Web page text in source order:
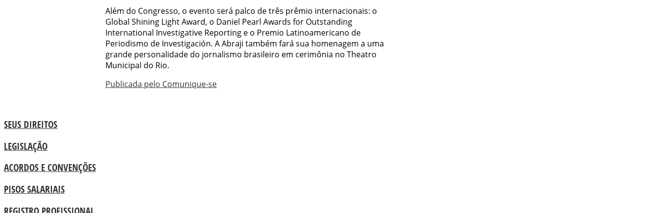
Além do Congresso, o evento será palco de três prêmio internacionais: o
Global Shining Light Award, o Daniel Pearl Awards for Outstanding
International Investigative Reporting e o Premio Latinoamericano de
Periodismo de Investigación. A Abraji também fará sua homenagem a uma
grande personalidade do jornalismo brasileiro em cerimônia no Theatro
Municipal do Rio.
Publicada pelo Comunique-se
SEUS DIREITOS
LEGISLAÇÃO
ACORDOS E CONVENÇÕES
PISOS SALARIAIS